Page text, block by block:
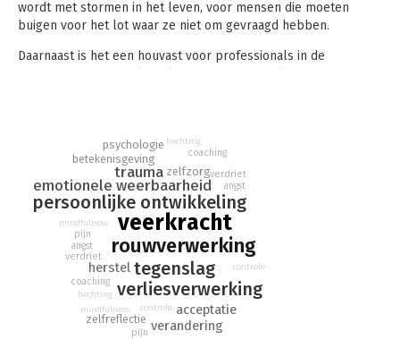
wordt met stormen in het leven, voor mensen die moeten
buigen voor het lot waar ze niet om gevraagd hebben.
Daarnaast is het een houvast voor professionals in de
veerkracht
rouwverwerking
tegenslag
persoonlijke ontwikkeling
verliesverwerking
emotionele weerbaarheid
trauma
herstel
acceptatie
verandering
zelfreflectie
zelfzorg
betekenisgeving
psychologie
pijn
mindfulness
hechting
coaching
verdriet
angst
controle
pijn
mindfulness
hechting
coaching
verdriet
angst
controle